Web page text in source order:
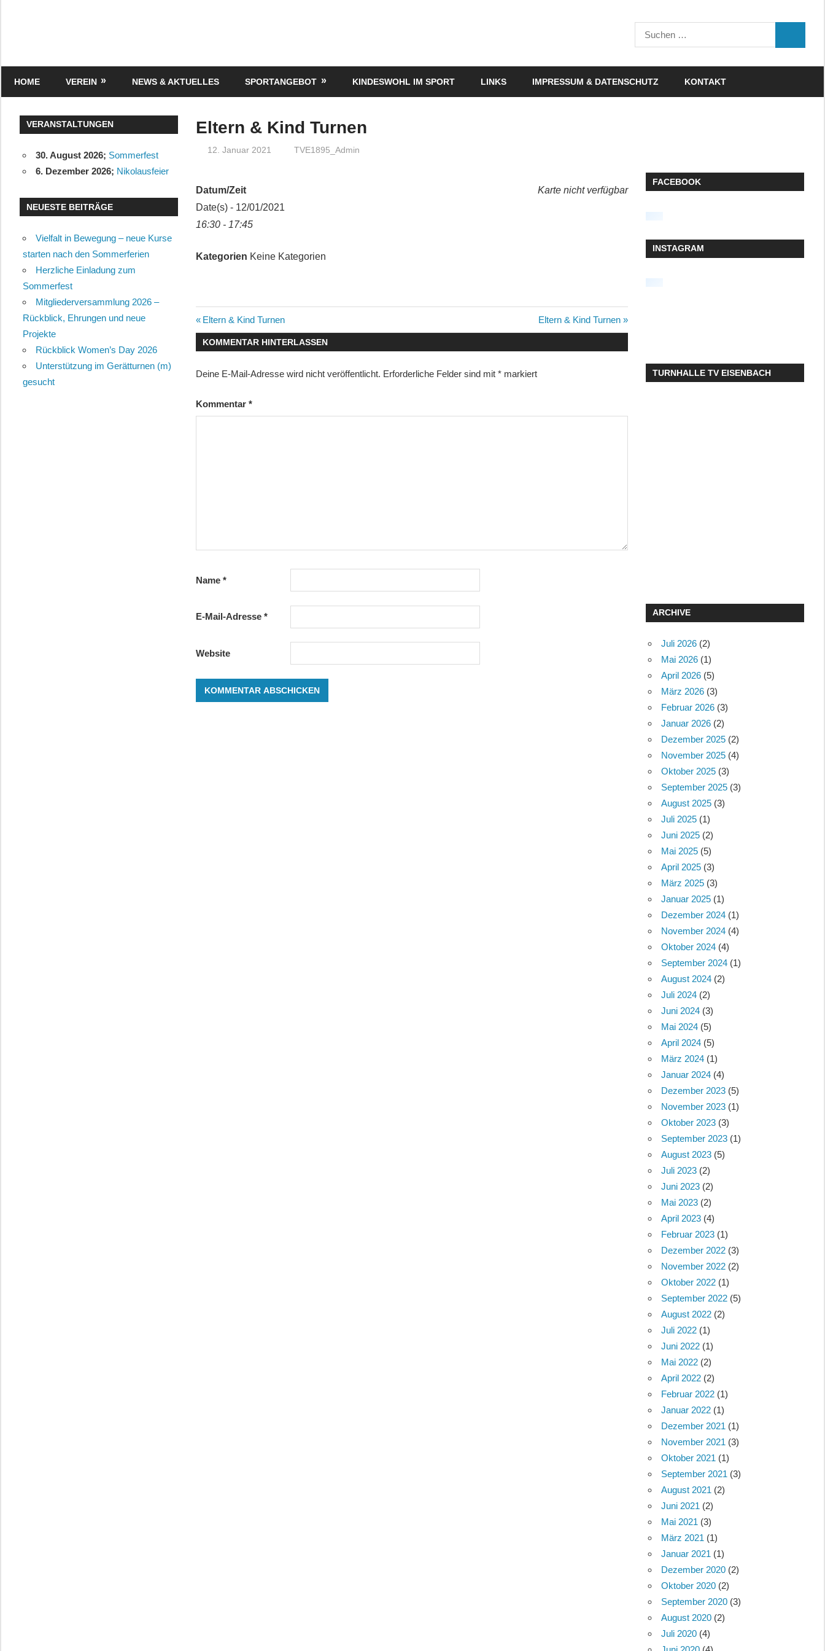
Eisenbach
Suchen
nach:
HOME VEREIN NEWS & AKTUELLES SPORTANGEBOT KINDESWOHL IM SPORT LINKS IMPRESSUM & DATENSCHUTZ KONTAKT
Eltern & Kind Turnen
12. Januar 2021 TVE1895_Admin
Karte nicht verfügbar
Datum/Zeit
Date(s) - 12/01/2021
16:30 - 17:45
Kategorien Keine Kategorien
Beitragsnavigation
Vorheriger
Beitrag:
Eltern & Kind Turnen
Nächster
Beitrag:
Eltern & Kind Turnen
KOMMENTAR HINTERLASSEN
Deine E-Mail-Adresse wird nicht veröffentlicht. Erforderliche Felder sind mit* markiert
Kommentar*
Name*
E-Mail-Adresse*
Website
VERANSTALTUNGEN
30. August 2026; Sommerfest
6. Dezember 2026; Nikolausfeier
NEUESTE BEITRÄGE
Vielfalt in Bewegung – neue Kurse
starten nach den Sommerferien
Herzliche Einladung zum
Sommerfest
Mitgliederversammlung 2026 –
Rückblick, Ehrungen und neue
Projekte
Rückblick Women’s Day 2026
Unterstützung im Gerätturnen (m)
gesucht
FACEBOOK
INSTAGRAM
TURNHALLE TV EISENBACH
ARCHIVE
Juli 2026 (2)
Mai 2026 (1)
April 2026 (5)
März 2026 (3)
Februar 2026 (3)
Januar 2026 (2)
Dezember 2025 (2)
November 2025 (4)
Oktober 2025 (3)
September 2025 (3)
August 2025 (3)
Juli 2025 (1)
Juni 2025 (2)
Mai 2025 (5)
April 2025 (3)
März 2025 (3)
Januar 2025 (1)
Dezember 2024 (1)
November 2024 (4)
Oktober 2024 (4)
September 2024 (1)
August 2024 (2)
Juli 2024 (2)
Juni 2024 (3)
Mai 2024 (5)
April 2024 (5)
März 2024 (1)
Januar 2024 (4)
Dezember 2023 (5)
November 2023 (1)
Oktober 2023 (3)
September 2023 (1)
August 2023 (5)
Juli 2023 (2)
Juni 2023 (2)
Mai 2023 (2)
April 2023 (4)
Februar 2023 (1)
Dezember 2022 (3)
November 2022 (2)
Oktober 2022 (1)
September 2022 (5)
August 2022 (2)
Juli 2022 (1)
Juni 2022 (1)
Mai 2022 (2)
April 2022 (2)
Februar 2022 (1)
Januar 2022 (1)
Dezember 2021 (1)
November 2021 (3)
Oktober 2021 (1)
September 2021 (3)
August 2021 (2)
Juni 2021 (2)
Mai 2021 (3)
März 2021 (1)
Januar 2021 (1)
Dezember 2020 (2)
Oktober 2020 (2)
September 2020 (3)
August 2020 (2)
Juli 2020 (4)